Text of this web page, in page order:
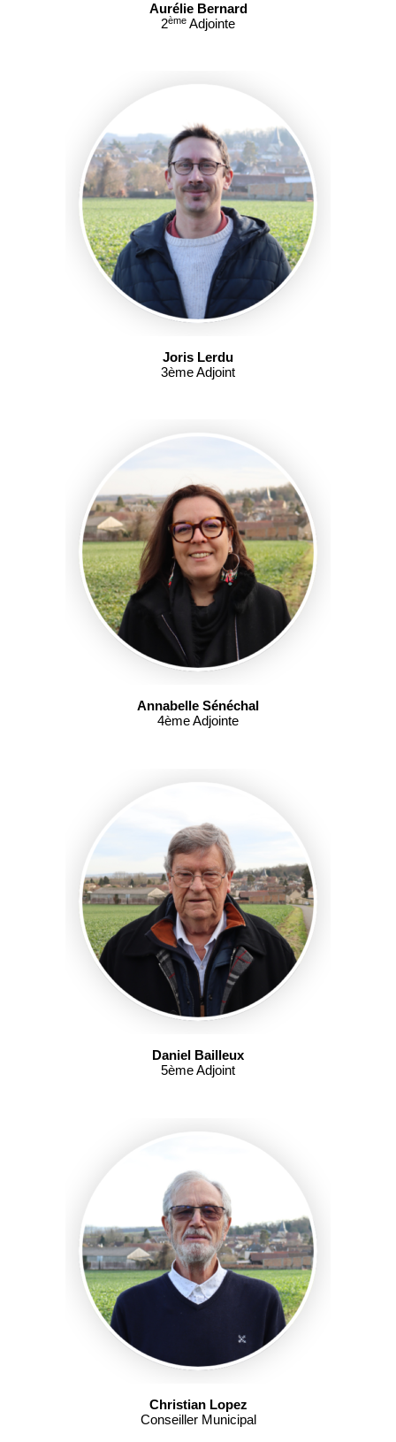
Aurélie Bernard
2ème Adjointe
Joris Lerdu
3ème Adjoint
Annabelle Sénéchal
4ème Adjointe
Daniel Bailleux
5ème Adjoint
Christian Lopez
Conseiller Municipal